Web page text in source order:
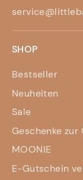
SHOP
Bestseller
Neuheiten
Sale
Geschenke zur
MOONIE
E-Gutschein